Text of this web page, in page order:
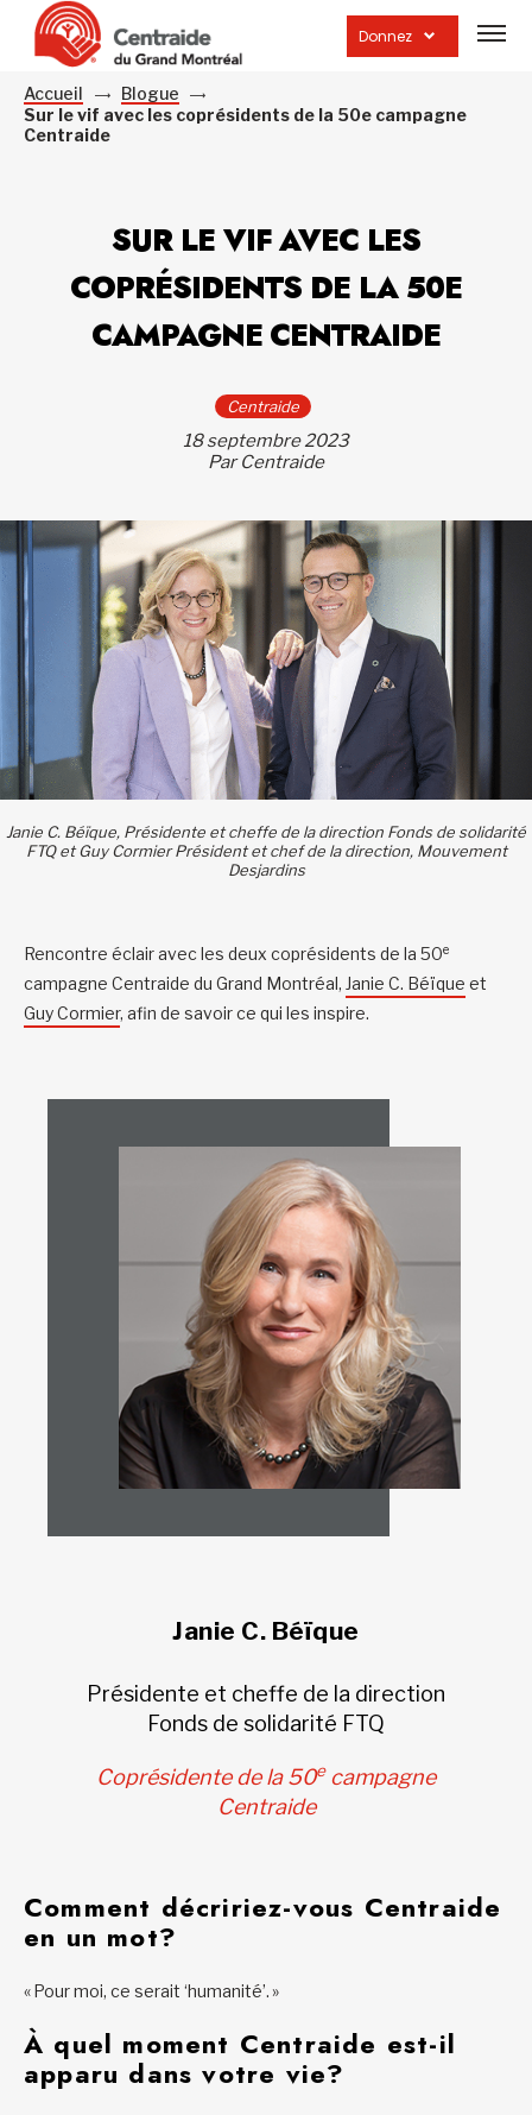
Donnez
la
Accueil
Blogue
Sur le vif avec les coprésidents de la 50e campagne
Centraide
SUR LE VIF AVEC LES
COPRÉSIDENTS DE LA 50E
CAMPAGNE CENTRAIDE
Centraide
18 septembre 2023
Par Centraide
Janie C. Béïque, Présidente et cheffe de la direction Fonds de solidarité
FTQ et Guy Cormier Président et chef de la direction, Mouvement
Desjardins
Rencontre éclair avec les deux coprésidents de la 50e
campagne Centraide du Grand Montréal, Janie C. Béïque et
Guy Cormier, afin de savoir ce qui les inspire.
Janie C. Béïque
Présidente et cheffe de la direction
Fonds de solidarité FTQ
Coprésidente de la 50ecampagne
Centraide
Comment décririez-vous Centraide
en un mot?
« Pour moi, ce serait ‘humanité’. »
À quel moment Centraide est-il
apparu dans votre vie?